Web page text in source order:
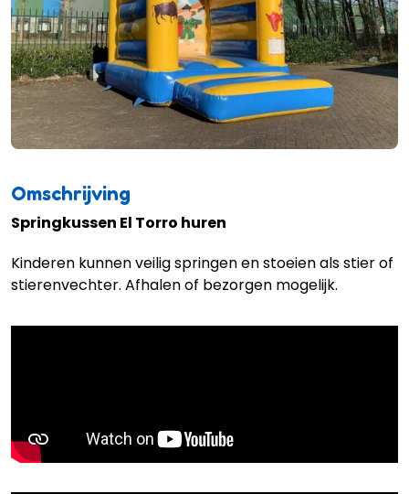
Omschrijving
Springkussen El Torro huren
Kinderen kunnen veilig springen en stoeien als stier of
stierenvechter. Afhalen of bezorgen mogelijk.